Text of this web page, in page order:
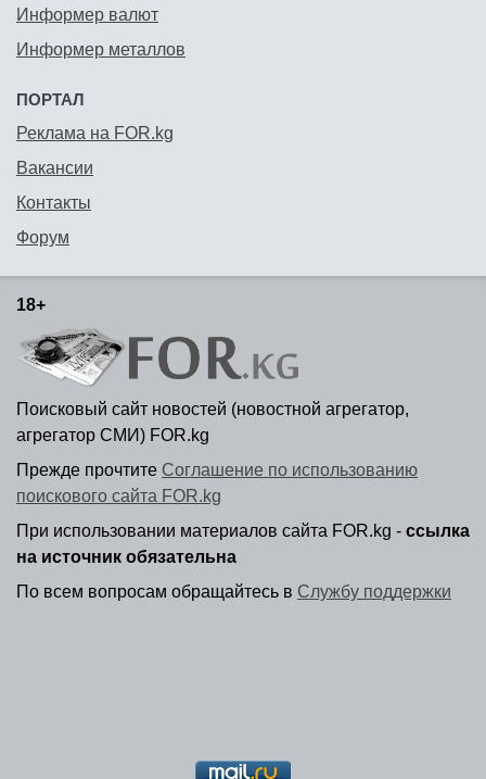
Информер валют
Информер металлов
ПОРТАЛ
Реклама на FOR.kg
Вакансии
Контакты
Форум
18+
Поисковый сайт новостей (новостной агрегатор,
агрегатор СМИ) FOR.kg
Прежде прочтите Соглашение по использованию
поискового сайта FOR.kg
При использовании материалов сайта FOR.kg - ссылка
на источник обязательна
По всем вопросам обращайтесь в Службу поддержки